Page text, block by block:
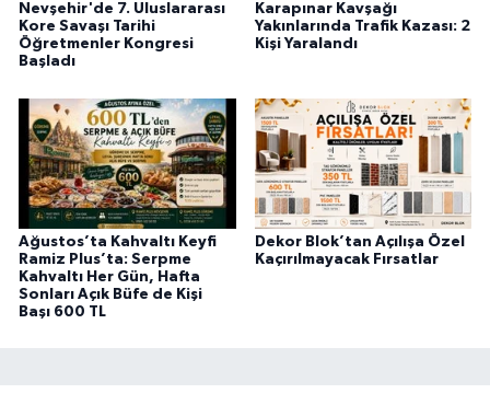
Nevşehir'de 7. Uluslararası
Kore Savaşı Tarihi
Öğretmenler Kongresi
Başladı
Karapınar Kavşağı
Yakınlarında Trafik Kazası: 2
Kişi Yaralandı
Ağustos’ta Kahvaltı Keyfi
Ramiz Plus’ta: Serpme
Kahvaltı Her Gün, Hafta
Sonları Açık Büfe de Kişi
Başı 600 TL
Dekor Blok’tan Açılışa Özel
Kaçırılmayacak Fırsatlar